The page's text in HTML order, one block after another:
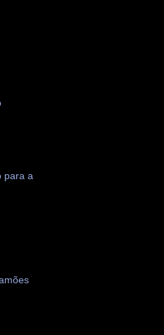
para a